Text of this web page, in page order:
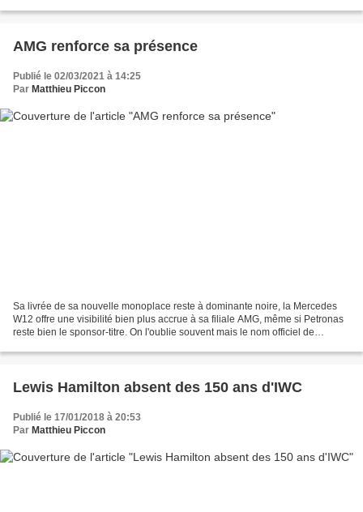
AMG renforce sa présence
Publié le 02/03/2021 à 14:25
Par Matthieu Piccon
Sa livrée de sa nouvelle monoplace reste à dominante noire, la Mercedes
W12 offre une visibilité bien plus accrue à sa filiale AMG, même si Petronas
reste bien le sponsor-titre. On l'oublie souvent mais le nom officiel de
Lewis Hamilton absent des 150 ans d'IWC
Publié le 17/01/2018 à 20:53
Par Matthieu Piccon